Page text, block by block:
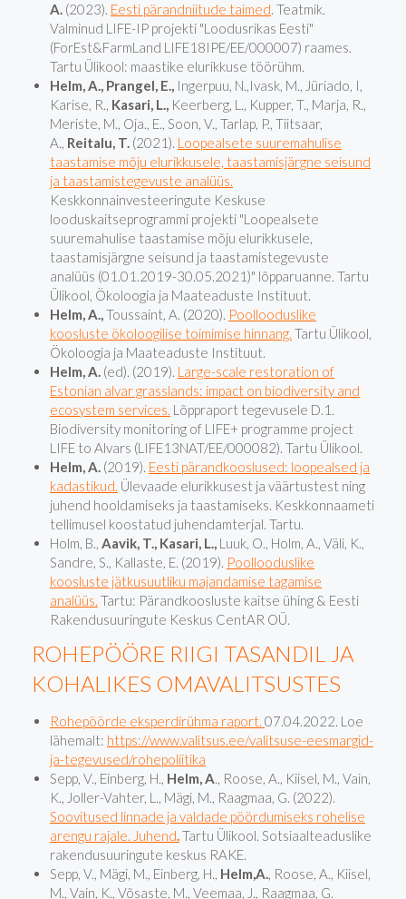
A. (2023). Eesti pärandniitude taimed. Teatmik.
Valminud LIFE-IP projekti "Loodusrikas Eesti"
(ForEst&FarmLand LIFE18IPE/EE/000007) raames.
Tartu Ülikool: maastike elurikkuse töörühm.
Helm, A., Prangel, E., Ingerpuu, N.,Ivask, M., Jüriado, I,
Karise, R., Kasari, L., Keerberg, L., Kupper, T., Marja, R.,
Meriste, M., Oja., E., Soon, V., Tarlap, P., Tiitsaar,
A., Reitalu, T. (2021). Loopealsete suuremahulise
taastamise mõju elurikkusele, taastamisjärgne seisund
ja taastamistegevuste analüüs.
Keskkonnainvesteeringute Keskuse
looduskaitseprogrammi projekti "Loopealsete
suuremahulise taastamise mõju elurikkusele,
taastamisjärgne seisund ja taastamistegevuste
analüüs (01.01.2019-30.05.2021)" lõpparuanne. Tartu
Ülikool, Ökoloogia ja Maateaduste Instituut.
Helm, A.,Toussaint, A. (2020). Poollooduslike
koosluste ökoloogilise toimimise hinnang. Tartu Ülikool,
Ökoloogia ja Maateaduste Instituut.
Helm, A. (ed). (2019). Large-scale restoration of
Estonian alvar grasslands: impact on biodiversity and
ecosystem services. Lõppraport tegevusele D.1.
Biodiversity monitoring of LIFE+ programme project
LIFE to Alvars (LIFE13NAT/EE/000082). Tartu Ülikool.
Helm, A. (2019). Eesti pärandkooslused: loopealsed ja
kadastikud. Ülevaade elurikkusest ja väärtustest ning
juhend hooldamiseks ja taastamiseks. Keskkonnaameti
tellimusel koostatud juhendamterjal. Tartu.
Holm, B., Aavik, T., Kasari, L., Luuk, O., Holm, A., Väli, K.,
Sandre, S., Kallaste, E. (2019). Poollooduslike
koosluste jätkusuutliku majandamise tagamise
analüüs. Tartu: Pärandkoosluste kaitse ühing & Eesti
Rakendusuuringute Keskus CentAR OÜ.
ROHEPÖÖRE RIIGI TASANDIL JA
KOHALIKES OMAVALITSUSTES
Rohepöörde eksperdirühma raport. 07.04.2022. Loe
lähemalt: https://www.valitsus.ee/valitsuse-eesmargid-
ja-tegevused/rohepoliitika
Sepp, V., Einberg, H., Helm, A., Roose, A., Kiisel, M., Vain,
K., Joller-Vahter, L., Mägi, M., Raagmaa, G. (2022).
Soovitused linnade ja valdade pöördumiseks rohelise
arengu rajale. Juhend.Tartu Ülikool. Sotsiaalteaduslike
rakendusuuringute keskus RAKE.
Sepp, V., Mägi, M., Einberg, H., Helm,A., Roose, A., Kiisel,
M., Vain, K., Võsaste, M., Veemaa, J., Raagmaa, G.